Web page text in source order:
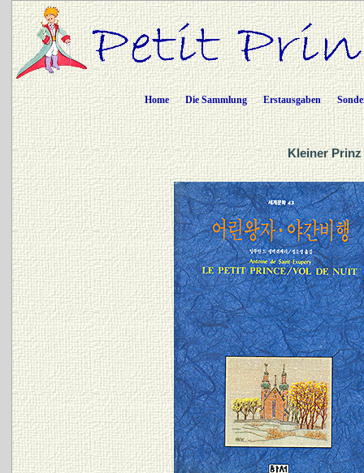
Home Die Sammlung Erstausgaben
Kleiner Prinz